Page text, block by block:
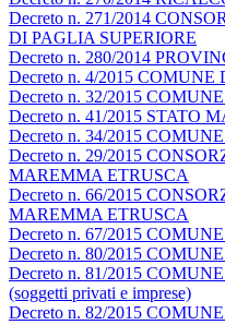
Decreto n. 271/2014
DI PAGLIA SUPERIORE
Decreto n. 280/2014
Decreto n. 4/2015
Decreto n. 32/2015
Decreto n. 41/2015 STATO
Decreto n. 34/2015
Decreto n. 29/2015
MAREMMA ETRUSCA
Decreto n. 66/2015
MAREMMA ETRUSCA
Decreto n. 67/2015
Decreto n. 80/2015
Decreto n. 81/2015
(soggetti privati e imprese)
Decreto n. 82/2015